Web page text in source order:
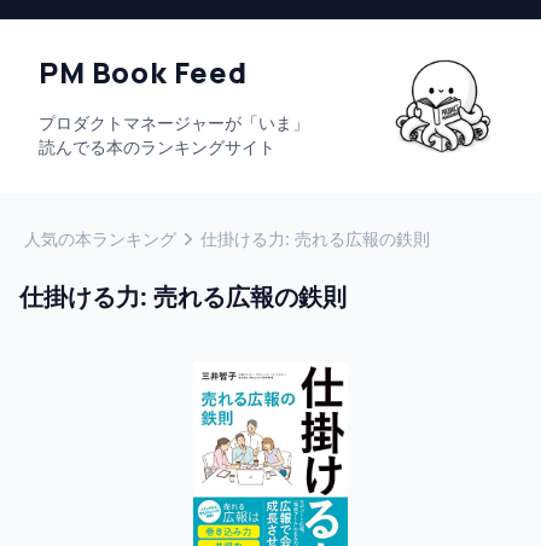
PM Book Feed
プロダクトマネージャーが「いま」
読んでる本のランキングサイト
人気の本ランキング 仕掛ける力: 売れる広報の鉄則
仕掛ける力: 売れる広報の鉄則